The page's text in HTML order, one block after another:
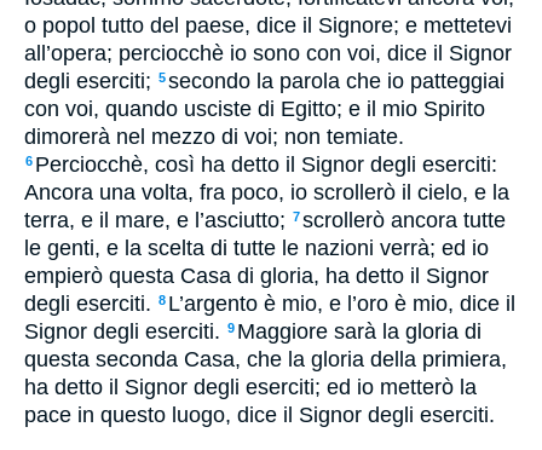
o popol tutto del paese, dice il Signore; e mettetevi
all’opera; perciocchè io sono con voi, dice il Signor
degli eserciti; 5secondo la parola che io patteggiai
con voi, quando usciste di Egitto; e il mio Spirito
dimorerà nel mezzo di voi; non temiate.
6 Perciocchè, così ha detto il Signor degli eserciti:
Ancora una volta, fra poco, io scrollerò il cielo, e la
terra, e il mare, e l’asciutto; 7scrollerò ancora tutte
le genti, e la scelta di tutte le nazioni verrà; ed io
empierò questa Casa di gloria, ha detto il Signor
degli eserciti. 8 L’argento è mio, e l’oro è mio, dice il
Signor degli eserciti. 9 Maggiore sarà la gloria di
questa seconda Casa, che la gloria della primiera,
ha detto il Signor degli eserciti; ed io metterò la
pace in questo luogo, dice il Signor degli eserciti.